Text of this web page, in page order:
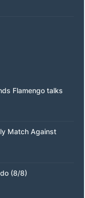
Flamengo talks
Match Against
(8/8)